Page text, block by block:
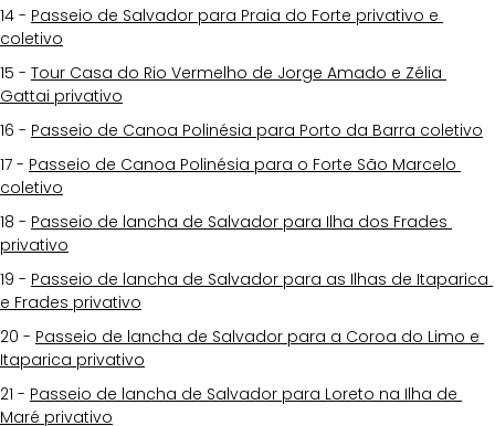
14 - Passeio de Salvador para Praia do Forte privativo e
coletivo
15 - Tour Casa do Rio Vermelho de Jorge Amado e Zélia
Gattai privativo
16 - Passeio de Canoa Polinésia para Porto da Barra coletivo
17 - Passeio de Canoa Polinésia para o Forte São Marcelo
coletivo
18 - Passeio de lancha de Salvador para Ilha dos Frades
privativo
19 - Passeio de lancha de Salvador para as Ilhas de Itaparica
e Frades privativo
20 - Passeio de lancha de Salvador para a Coroa do Limo e
Itaparica privativo
21 - Passeio de lancha de Salvador para Loreto na Ilha de
Maré privativo